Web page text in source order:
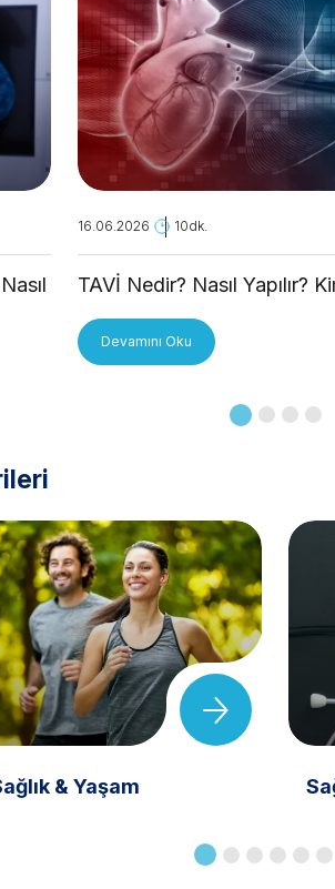
16.06.2026 10dk.
TAVİ Nedir? Nasıl Yapılır?
Devamını Oku
& Yaşam